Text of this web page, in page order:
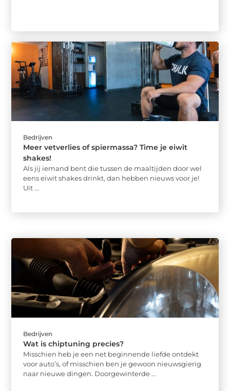
Bedrijven
Meer vetverlies of spiermassa? Time je eiwit
shakes!
Als jij iemand bent die tussen de maaltijden door wel
eens eiwit shakes drinkt, dan hebben nieuws voor je!
Uit ...
Bedrijven
Wat is chiptuning precies?
Misschien heb je een net beginnende liefde ontdekt
voor auto’s, of misschien ben je gewoon nieuwsgierig
naar nieuwe dingen. Doorgewinterde ...